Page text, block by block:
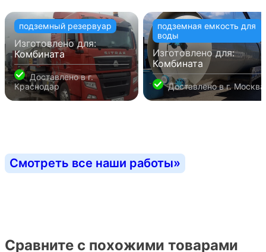
подземный резервуар
Изготовлено для:
Комбината
Доставлено вг.
Краснодар
подземная емкость для
воды
Изготовлено для:
Комбината
Доставлено вг. Москва
Смотреть все наши работы»
Сравните с похожими товарами